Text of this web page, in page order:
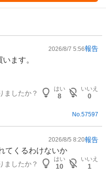
2026/8/7 5:56報告
ます。
ましたか？
はい
8
いいえ
0
No.57597
2026/8/5 8:20報告
てくるわけないか
ましたか？
はい
10
いいえ
1